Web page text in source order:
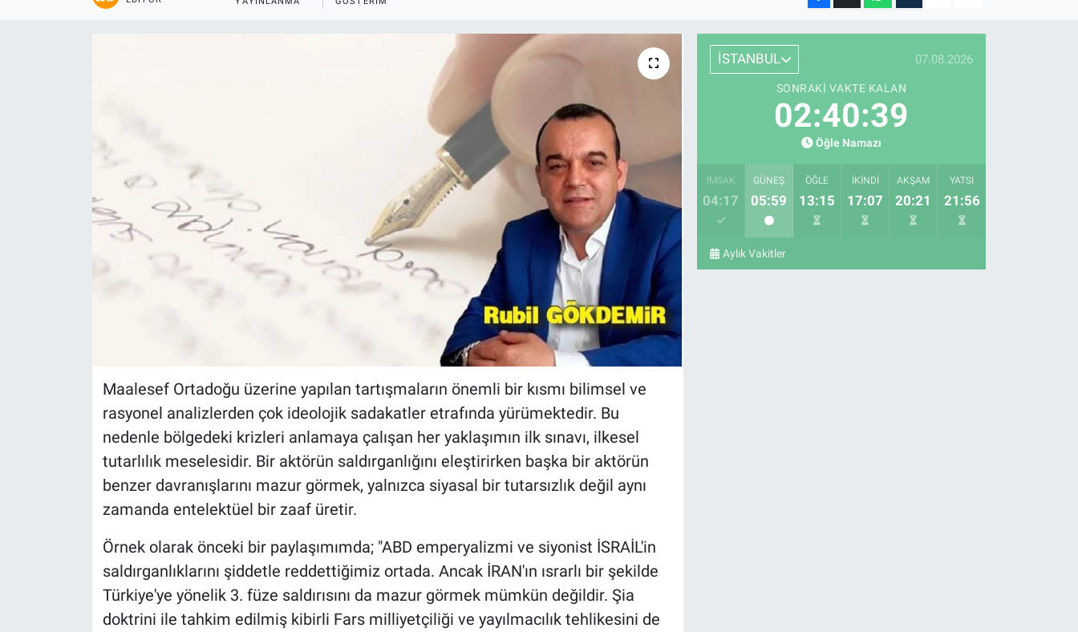
Maalesef Ortadoğu üzerine yapılan tartışmaların önemli bir kısmı bilimsel ve
rasyonel analizlerden çok ideolojik sadakatler etrafında yürümektedir. Bu
nedenle bölgedeki krizleri anlamaya çalışan her yaklaşımın ilk sınavı, ilkesel
tutarlılık meselesidir. Bir aktörün saldırganlığını eleştirirken başka bir aktörün
benzer davranışlarını mazur görmek, yalnızca siyasal bir tutarsızlık değil aynı
zamanda entelektüel bir zaaf üretir.
Örnek olarak önceki bir paylaşımımda; "ABD emperyalizmi ve siyonist İSRAİL'in
saldırganlıklarını şiddetle reddettiğimiz ortada. Ancak İRAN'ın ısrarlı bir şekilde
Türkiye'ye yönelik 3. füze saldırısını da mazur görmek mümkün değildir. Şia
doktrini ile tahkim edilmiş kibirli Fars milliyetçiliği ve yayılmacılık tehlikesini de
İSTANBUL 07.08.2026
SONRAKI VAKTE KALAN
02:40:38
Öğle Namazı
İMSAK
04:17
GÜNEŞ
05:59
ÖĞLE
13:15
İKINDI
17:07
AKŞAM
20:21
YATSI
21:56
Aylık Vakitler